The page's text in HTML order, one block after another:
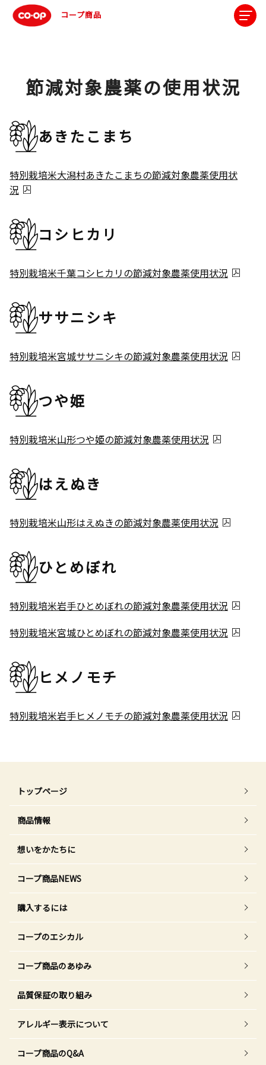
コープ商品
節減対象農薬の使用状況
あきたこまち
特別栽培米大潟村あきたこまちの節減対象農薬使用状
況
コシヒカリ
特別栽培米千葉コシヒカリの節減対象農薬使用状況
ササニシキ
特別栽培米宮城ササニシキの節減対象農薬使用状況
つや姫
特別栽培米山形つや姫の節減対象農薬使用状況
はえぬき
特別栽培米山形はえぬきの節減対象農薬使用状況
ひとめぼれ
特別栽培米岩手ひとめぼれの節減対象農薬使用状況
特別栽培米宮城ひとめぼれの節減対象農薬使用状況
ヒメノモチ
特別栽培米岩手ヒメノモチの節減対象農薬使用状況
トップページ
商品情報
想いをかたちに
コープ商品NEWS
購入するには
コープのエシカル
コープ商品のあゆみ
品質保証の取り組み
アレルギー表示について
コープ商品のQ&A